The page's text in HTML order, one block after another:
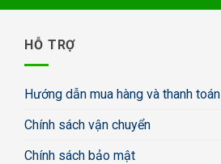
HỖ TRỢ
Hướng dẫn mua hàng và thanh toán
Chính sách vận chuyển
Chính sách bảo mật